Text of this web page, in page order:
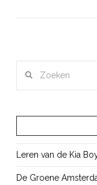
Leren van de Kia
De Groene